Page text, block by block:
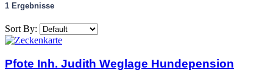
1 Ergebnisse
Sort By:
Pfote Inh. Judith Weglage Hundepension